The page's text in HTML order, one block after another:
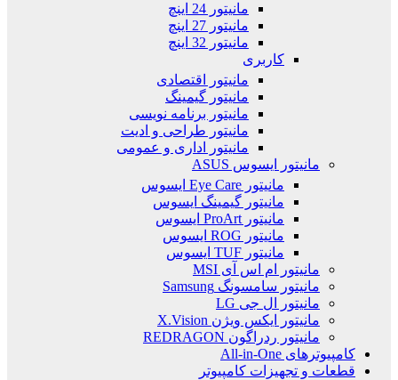
مانیتور 24 اینچ
مانیتور 27 اینچ
مانیتور 32 اینچ
کاربری
مانیتور اقتصادی
مانیتور گیمینگ
مانیتور برنامه نویسی
مانیتور طراحی و ادیت
مانیتور اداری و عمومی
مانیتور ایسوس ASUS
مانیتور Eye Care ایسوس
مانیتور گیمینگ ایسوس
مانیتور ProArt ایسوس
مانیتور ROG ایسوس
مانیتور TUF ایسوس
مانیتور ام اس آی MSI
مانیتور سامسونگ Samsung
مانیتور ال جی LG
مانیتور ایکس ویژن X.Vision
مانیتور ردراگون REDRAGON
کامپیوترهای All-in-One
قطعات و تجهیزات کامپیوتر